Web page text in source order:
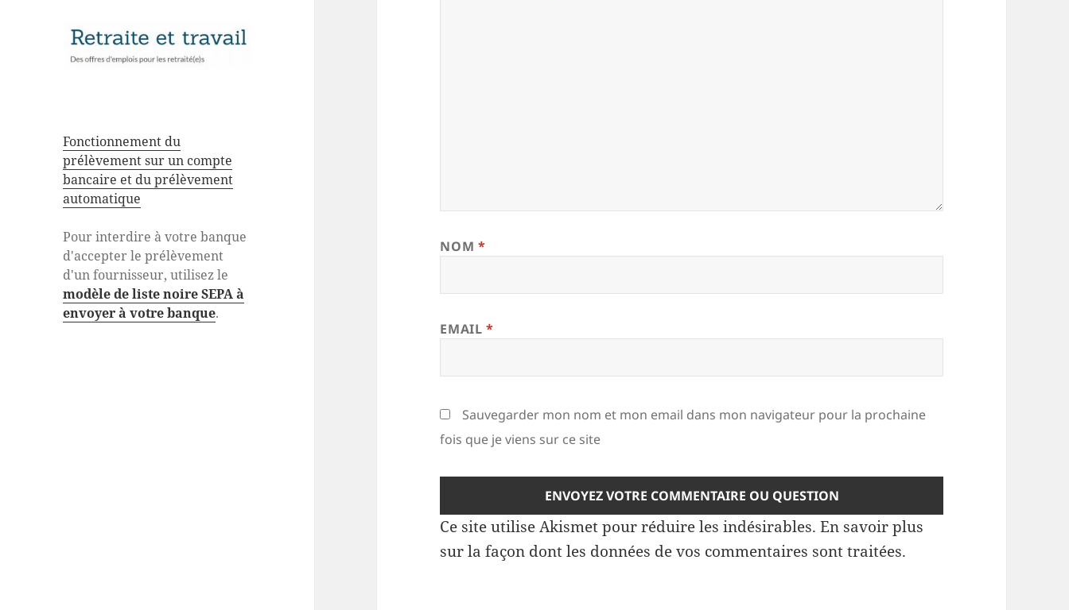
Fonctionnement du
prélèvement sur un compte
bancaire et du prélèvement
automatique
Pour interdire à votre banque
d'accepter le prélèvement
d'un fournisseur, utilisez le
modèle de liste noire SEPA à
envoyer à votre banque.
NOM *
EMAIL*
Sauvegarder mon nom et mon email dans mon navigateur pour la prochaine
fois que je viens sur ce site
Ce site utilise Akismet pour réduire les indésirables.En savoir plus
sur la façon dont les données de vos commentaires sont traitées.